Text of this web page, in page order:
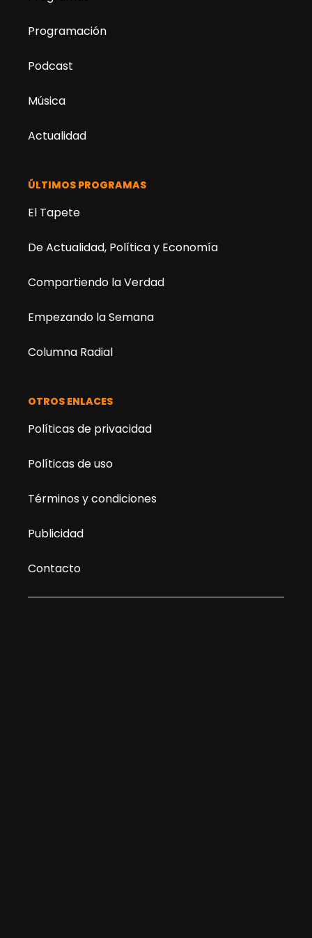
Programación
Podcast
Música
Actualidad
ÚLTIMOS PROGRAMAS
El Tapete
De Actualidad, Política y Economía
Compartiendo la Verdad
Empezando la Semana
Columna Radial
OTROS ENLACES
Políticas de privacidad
Políticas de uso
Términos y condiciones
Publicidad
Contacto